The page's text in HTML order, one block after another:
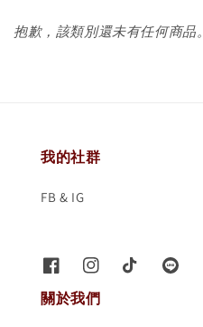
抱歉，該類別還未有任何商品。
我的社群
FB & IG
關於我們